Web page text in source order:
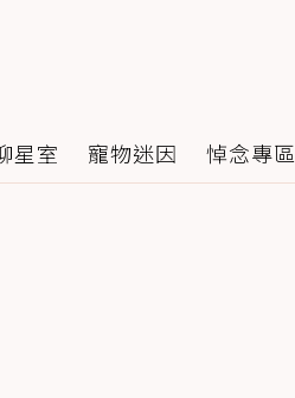
星室 寵物迷因 悼念專區